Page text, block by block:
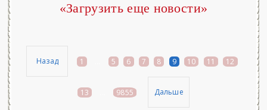
«Загрузить еще новости»
Назад 1 5 6 7 8 9 10 11 12
13 9855 Дальше